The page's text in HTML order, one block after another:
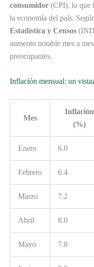
consumidor (CPI), lo que
la economía del país.
Estadística y Censos
aumento notable mes a
preocupantes.
Inflación mensual: un
Mes
Inflación
(%)
Enero 6.0
Febrero 6.4
Marzo 7.2
Abril 8.0
Mayo 7.8